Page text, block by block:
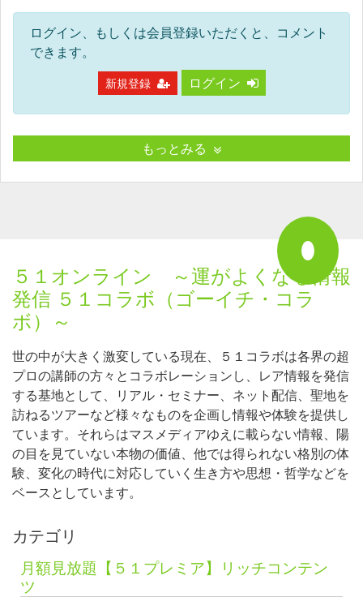
ログイン、もしくは会員登録いただくと、コメント
できます。
新規登録 ログイン
もっとみる
５１オンライン ～運がよくなる情報
発信 ５１コラボ（ゴーイチ・コラ
ボ）～
世の中が大きく激変している現在、５１コラボは各界の超
プロの講師の方々とコラボレーションし、レア情報を発信
する基地として、リアル・セミナー、ネット配信、聖地を
訪ねるツアーなど様々なものを企画し情報や体験を提供し
ています。それらはマスメディアゆえに載らない情報、陽
の目を見ていない本物の価値、他では得られない格別の体
験、変化の時代に対応していく生き方や思想・哲学などを
ベースとしています。
カテゴリ
月額見放題【５１プレミア】リッチコンテン
ツ